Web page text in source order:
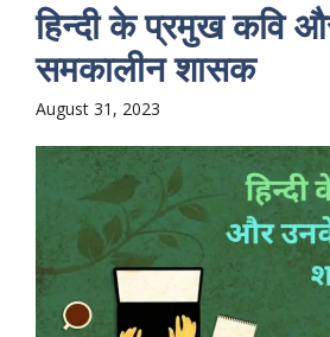
हिन्दी के प्रमुख कवि
समकालीन शासक
August 31, 2023